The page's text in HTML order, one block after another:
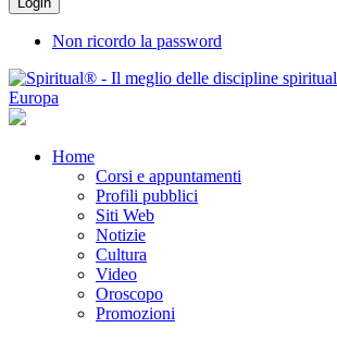
Non ricordo la password
Home
Corsi e appuntamenti
Profili pubblici
Siti Web
Notizie
Cultura
Video
Oroscopo
Promozioni